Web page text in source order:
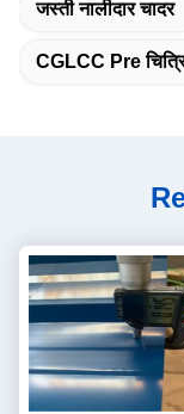
जस्ती नालीदार चादर
CGLCC Pre